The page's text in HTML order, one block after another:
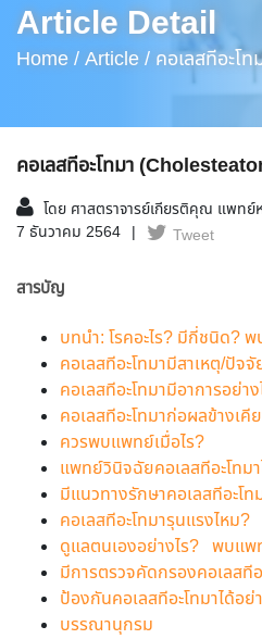
Article Detail
Home /Article / คอเลสทีอะโ
คอเลสทีอะโทมา
โดย ศาสตราจารย์เกียรติคุณ แพท
7 ธันวาคม 2564
Tweet
สารบัญ
บทนำ: โรคอะไร? มีกี่ชนิด?
คอเลสทีอะโทมามีสาเหตุ/ปัจจั
คอเลสทีอะโทมามีอาการอย่าง
คอเลสทีอะโทมาก่อผลข้างเคี
ควรพบแพทย์เมื่อไร?
แพทย์วินิจฉัยคอเลสทีอะโทมา
มีแนวทางรักษาคอเลสทีอะโท
คอเลสทีอะโทมารุนแรงไหม?
ดูแลตนเองอย่างไร? พบแพ
มีการตรวจคัดกรองคอเลสทีอ
ป้องกันคอเลสทีอะโทมาได้อย่
บรรณานุกรม